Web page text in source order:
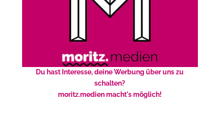
Du hast Interesse, deine Werbung über uns zu
schalten?
moritz.medien macht's möglich!